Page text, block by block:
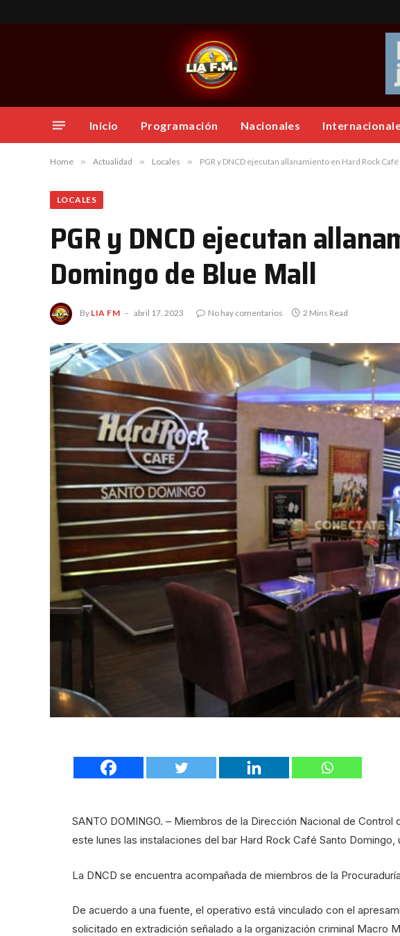
Inicio Programación Nacionales
Home » Actualidad » Locales » PGR y DNCD ejecutan allanamiento en Hard Rock
LOCALES
PGR y DNCD ejecutan
Domingo de Blue Mall
By LIA FM abril 17, 2023 No hay comentarios 2 Mins Read
SANTO DOMINGO. – Miembros de la Dirección Nacional de Control
este lunes las instalaciones del bar Hard Rock Café Santo Domingo,
La DNCD se encuentra acompañada de miembros de la
De acuerdo a una fuente, el operativo está vinculado con el
solicitado en extradición señalado a la organización criminal Macro